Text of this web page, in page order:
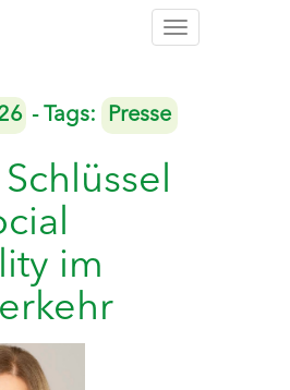
Toggle
- Tags: Presse
Schlüssel
im